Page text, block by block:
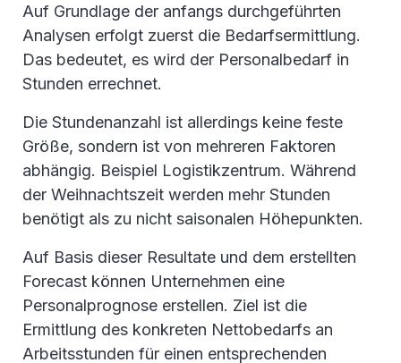
Auf Grundlage der anfangs durchgeführten
Analysen erfolgt zuerst die Bedarfsermittlung.
Das bedeutet, es wird der Personalbedarf in
Stunden errechnet.
Die Stundenanzahl ist allerdings keine feste
Größe, sondern ist von mehreren Faktoren
abhängig. Beispiel Logistikzentrum. Während
der Weihnachtszeit werden mehr Stunden
benötigt als zu nicht saisonalen Höhepunkten.
Auf Basis dieser Resultate und dem erstellten
Forecast können Unternehmen eine
Personalprognose erstellen. Ziel ist die
Ermittlung des konkreten Nettobedarfs an
Arbeitsstunden für einen entsprechenden